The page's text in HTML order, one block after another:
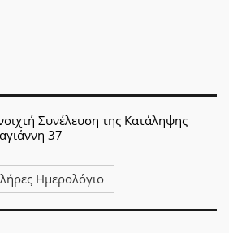
Συνέλευση της Κατάληψης
37
Ημερολόγιο